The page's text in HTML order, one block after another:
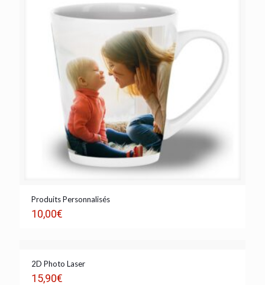
Produits Personnalisés
10,00€
2D Photo Laser
15,90€